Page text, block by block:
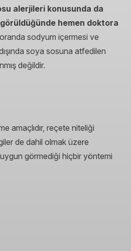
alerjileri konusunda da
hemen doktora
sodyum içermesi ve
soya sosuna atfedilen
değildir.
amaçlıdır, reçete niteliği
de dahil olmak üzere
görmediği hiçbir yöntemi